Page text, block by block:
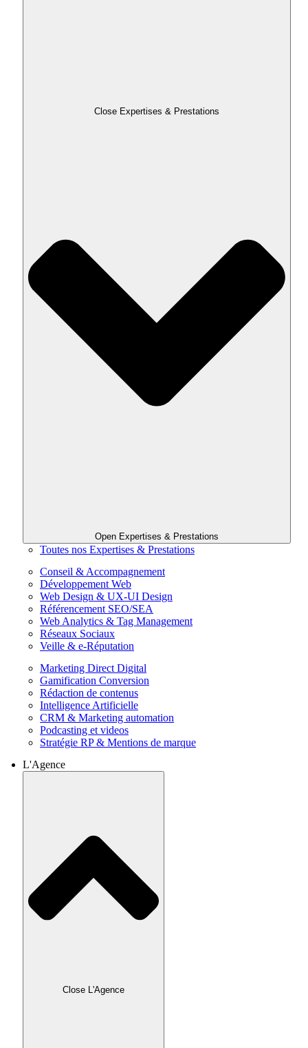
Close Expertises & Prestations
Open Expertises & Prestations
Toutes nos Expertises & Prestations
Conseil & Accompagnement
Développement Web
Web Design & UX-UI Design
Référencement SEO/SEA
Web Analytics & Tag Management
Réseaux Sociaux
Veille & e-Réputation
Marketing Direct Digital
Gamification Conversion
Rédaction de contenus
Intelligence Artificielle
CRM & Marketing automation
Podcasting et videos
Stratégie RP & Mentions de marque
L'Agence
Close L'Agence